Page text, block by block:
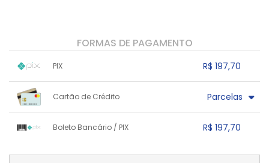
FORMAS DE PAGAMENTO
PIX R$ 197,70
.
Cartão de Crédito Parcelas
2x sem juros de R$ 103,79
8x sem juros de R$ 25,95
Boleto Bancário / PIX R$ 197,70
....